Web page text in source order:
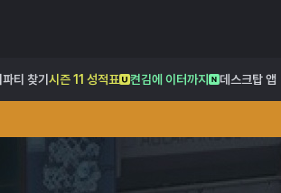
파티 찾기 시즌 11 성적표 켠김에 이터까지 데스크탑 앱